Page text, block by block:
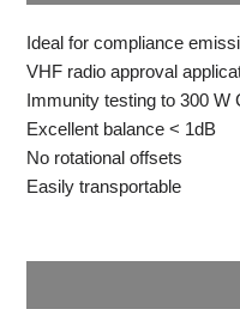
Ideal for compliance
VHF radio approval
Immunity testing to 300 W
Excellent balance < 1dB
No rotational offsets
Easily transportable